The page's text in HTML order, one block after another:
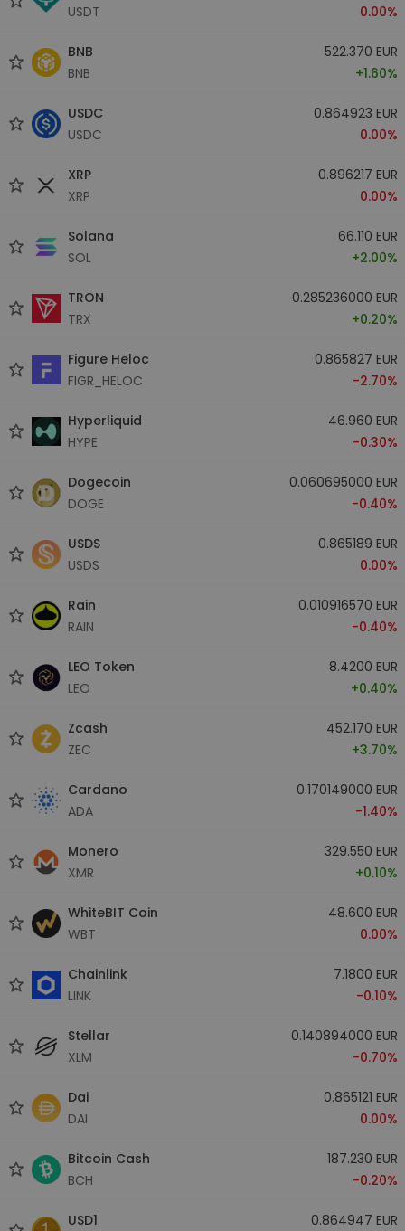
USDT
0.00%
BNB
BNB
522.370 EUR
+1.60%
USDC
USDC
0.864923 EUR
0.00%
XRP
XRP
0.896217 EUR
0.00%
Solana
SOL
66.110 EUR
+2.00%
TRON
TRX
0.285236000 EUR
+0.20%
Figure Heloc
FIGR_HELOC
0.865827 EUR
-2.70%
Hyperliquid
HYPE
46.960 EUR
-0.30%
Dogecoin
DOGE
0.060695000 EUR
-0.40%
USDS
USDS
0.865189 EUR
0.00%
Rain
RAIN
0.010916570 EUR
-0.40%
LEO Token
LEO
8.4200 EUR
+0.40%
Zcash
ZEC
452.170 EUR
+3.70%
Cardano
ADA
0.170149000 EUR
-1.40%
Monero
XMR
329.550 EUR
+0.10%
WhiteBIT Coin
WBT
48.600 EUR
0.00%
Chainlink
LINK
7.1800 EUR
-0.10%
Stellar
XLM
0.140894000 EUR
-0.70%
Dai
DAI
0.865121 EUR
0.00%
Bitcoin Cash
BCH
187.230 EUR
-0.20%
USD1
0.864947 EUR